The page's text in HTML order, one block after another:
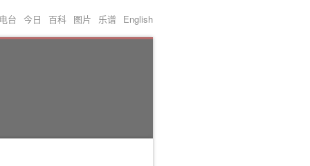
电台 今日 百科 图片 乐谱 English